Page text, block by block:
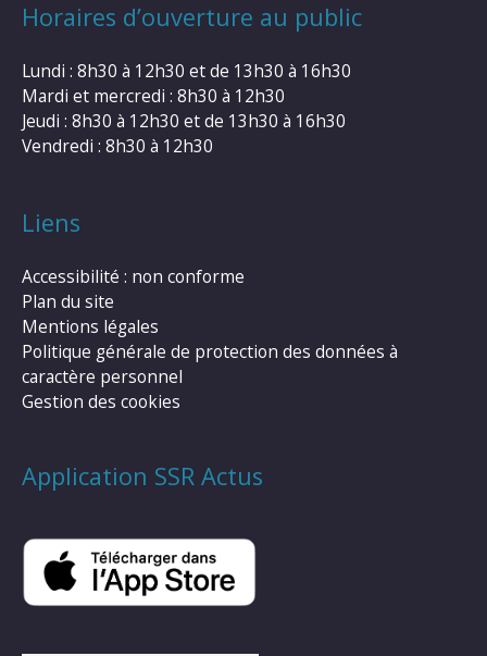
Horaires d’ouverture au public
Lundi : 8h30 à 12h30 et de 13h30 à 16h30
Mardi et mercredi : 8h30 à 12h30
Jeudi : 8h30 à 12h30 et de 13h30 à 16h30
Vendredi : 8h30 à 12h30
Liens
Accessibilité : non conforme
Plan du site
Mentions légales
Politique générale de protection des données à
caractère personnel
Gestion des cookies
Application SSR Actus